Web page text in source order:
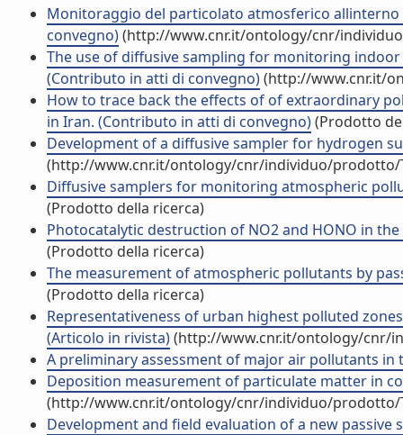
Monitoraggio del particolato atmosferico
convegno)(http://www.cnr.it/ontology/cnr/
The use of diffusive sampling for monitoring
(Contributo in atti di convegno)(http://www.cnr.it/
How to trace back the effects of of extraordinary
in Iran. (Contributo in atti di convegno)(Prodotto
Development of a diffusive sampler for hydrogen
(http://www.cnr.it/ontology/cnr/individuo/prodotto/
Diffusive samplers for monitoring atmospheric
(Prodotto della ricerca)
Photocatalytic destruction of NO2 and HONO in
(Prodotto della ricerca)
The measurement of atmospheric pollutants by
(Prodotto della ricerca)
Representativeness of urban highest polluted
(Articolo in rivista)(http://www.cnr.it/ontology/cnr/
A preliminary assessment of major air pollutants in
Deposition measurement of particulate matter in
(http://www.cnr.it/ontology/cnr/individuo/prodotto/
Development and field evaluation of a new